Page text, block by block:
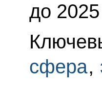
до
сфера,